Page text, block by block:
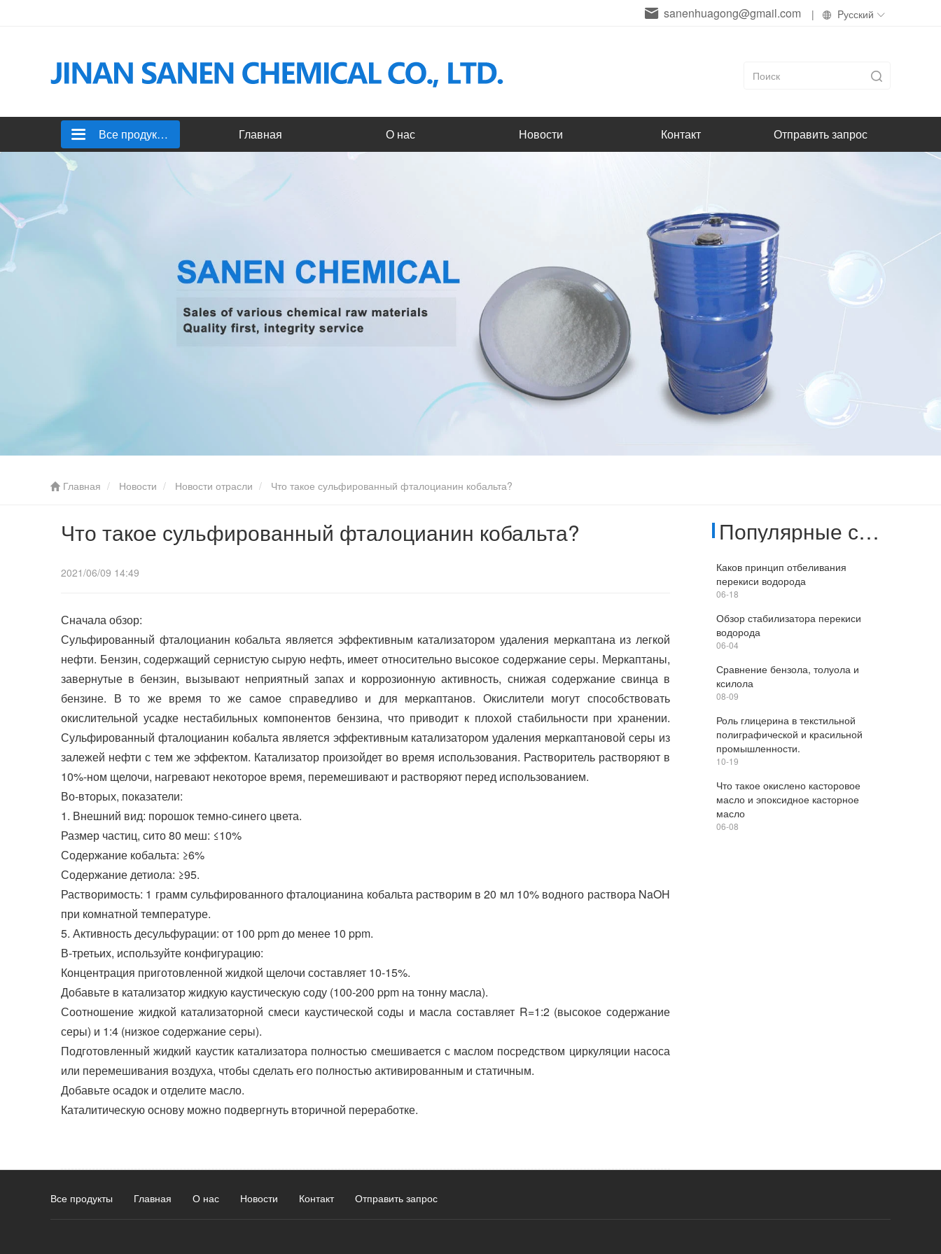
sanenhuagong@gmail.com | Pусский
Все продукты Главная О нас Новости Контакт Отправить запрос
Главная Новости Новости отрасли Что такое сульфированный фталоцианин кобальта?
Что такое сульфированный фталоцианин кобальта?
2021/06/09 14:49
Сначала обзор:
Сульфированный фталоцианин кобальта является эффективным катализатором удаления меркаптана из легкой
нефти. Бензин, содержащий сернистую сырую нефть, имеет относительно высокое содержание серы. Меркаптаны,
завернутые в бензин, вызывают неприятный запах и коррозионную активность, снижая содержание свинца в
бензине. В то же время то же самое справедливо и для меркаптанов. Окислители могут способствовать
окислительной усадке нестабильных компонентов бензина, что приводит к плохой стабильности при хранении.
Сульфированный фталоцианин кобальта является эффективным катализатором удаления меркаптановой серы из
залежей нефти с тем же эффектом. Катализатор произойдет во время использования. Растворитель растворяют в
10%-ном щелочи, нагревают некоторое время, перемешивают и растворяют перед использованием.
Во-вторых, показатели:
1. Внешний вид: порошок темно-синего цвета.
Размер частиц, сито 80 меш: ≤10%
Содержание кобальта: ≥6%
Содержание детиола: ≥95.
Растворимость: 1 грамм сульфированного фталоцианина кобальта растворим в 20 мл 10% водного раствора NaOH
при комнатной температуре.
5. Активность десульфурации: от 100 ppm до менее 10 ppm.
В-третьих, используйте конфигурацию:
Концентрация приготовленной жидкой щелочи составляет 10-15%.
Добавьте в катализатор жидкую каустическую соду (100-200 ppm на тонну масла).
Соотношение жидкой катализаторной смеси каустической соды и масла составляет R=1:2 (высокое содержание
серы) и 1:4 (низкое содержание серы).
Подготовленный жидкий каустик катализатора полностью смешивается с маслом посредством циркуляции насоса
или перемешивания воздуха, чтобы сделать его полностью активированным и статичным.
Добавьте осадок и отделите масло.
Каталитическую основу можно подвергнуть вторичной переработке.
Популярные статьи
Каков принцип отбеливания
перекиси водорода
06-18
Обзор стабилизатора перекиси
водорода
06-04
Сравнение бензола, толуола и
ксилола
08-09
Роль глицерина в текстильной
полиграфической и красильной
промышленности.
10-19
Что такое окислено касторовое
масло и эпоксидное касторное
масло
06-08
Все продукты Главная О нас Новости Контакт Отправить запрос